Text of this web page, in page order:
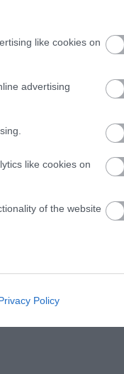
like cookies on
advertising
like cookies on
of the website
user protection.
Policyfeltételekben